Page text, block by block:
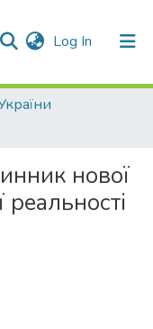
Log In (current)
нової
реальності